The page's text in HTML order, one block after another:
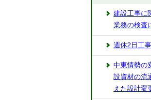
建設工事に
業務の検査
週休2日工
中東情勢の
設資材の流
えた設計変